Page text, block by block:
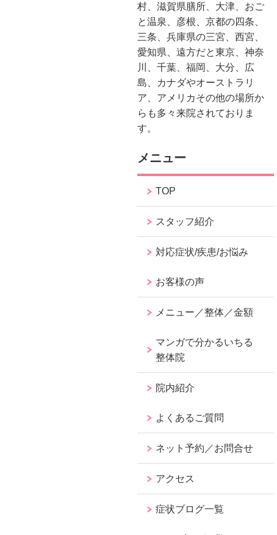
村、滋賀県膳所、大津、おご
と温泉、彦根、京都の四条、
三条、兵庫県の三宮、西宮、
愛知県、遠方だと東京、神奈
川、千葉、福岡、大分、広
島、カナダやオーストラリ
ア、アメリカその他の場所か
らも多々来院されておりま
す。
メニュー
TOP
スタッフ紹介
対応症状/疾患/お悩み
お客様の声
メニュー／整体／金額
マンガで分かるいちる
整体院
院内紹介
よくあるご質問
ネット予約／お問合せ
アクセス
症状ブログ一覧